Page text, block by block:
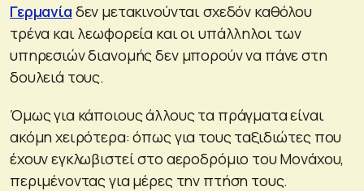
Γερμανία δεν μετακινούνται σχεδόν καθόλου
τρένα και λεωφορεία και οι υπάλληλοι των
υπηρεσιών διανομής δεν μπορούν να πάνε στη
δουλειά τους.
Όμως για κάποιους άλλους τα πράγματα είναι
ακόμη χειρότερα: όπως για τους ταξιδιώτες που
έχουν εγκλωβιστεί στο αεροδρόμιο του Μονάχου,
περιμένοντας για μέρες την πτήση τους.